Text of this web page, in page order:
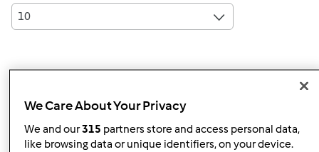
10
Última entrada
Lena Janeiro Membro desde : 30.12.2013
We Care About Your Privacy
We and our315 partners store and access personal data,
like browsing data or unique identifiers, on your device.